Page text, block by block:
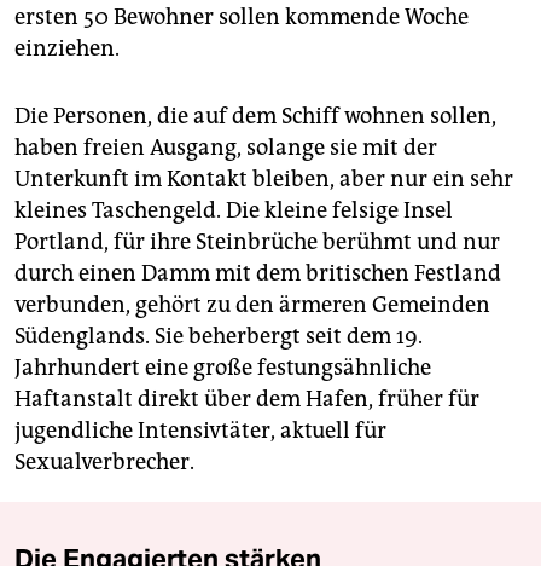
ersten 50 Bewohner sollen kommende Woche
einziehen.
Die Personen, die auf dem Schiff wohnen sollen,
haben freien Ausgang, solange sie mit der
Unterkunft im Kontakt bleiben, aber nur ein sehr
kleines Taschengeld. Die kleine felsige Insel
Portland, für ihre Steinbrüche berühmt und nur
durch einen Damm mit dem britischen Festland
verbunden, gehört zu den ärmeren Gemeinden
Süd­englands. Sie beherbergt seit dem 19.
Jahrhundert eine große festungsähnliche
Haftanstalt direkt über dem Hafen, früher für
jugendliche Intensivtäter, aktuell für
Sexualverbrecher.
Die Engagierten stärken